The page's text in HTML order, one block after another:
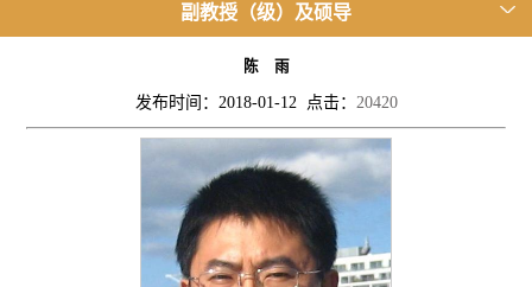
副教授（级）及硕导
陈 雨
发布时间：2018-01-12 点击： 20420